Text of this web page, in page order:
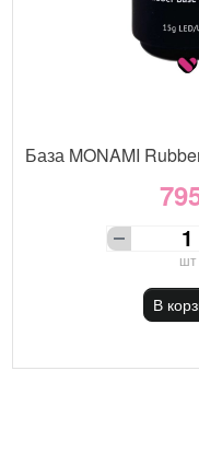
База MONAMI
шт
В